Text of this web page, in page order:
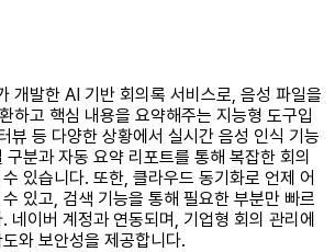
개발한 AI 기반 회의록 서비스로, 음성 파일을
하고 핵심 내용을 요약해주는 지능형 도구입
뷰 등 다양한 상황에서 실시간 음성 인식 기능
분과 자동 요약 리포트를 통해 복잡한 회의
있습니다. 또한, 클라우드 동기화로 언제 어
있고, 검색 기능을 통해 필요한 부분만 빠르
네이버 계정과 연동되며, 기업형 회의 관리에
와 보안성을 제공합니다.